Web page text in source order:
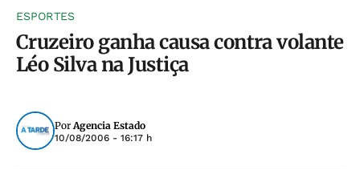
ESPORTES
Cruzeiro ganha causa contra volante
Léo Silva na Justiça
PorAgencia Estado
10/08/2006 - 16:17 h